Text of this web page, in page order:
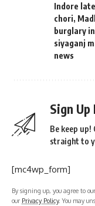
Indore
chori,
burglary
siyaganj
news
Sign
Be keep
straight to
[mc4wp_form]
By signing up, you agree to
our Privacy Policy. You may